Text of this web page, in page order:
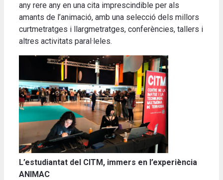
any rere any en una cita imprescindible per als
amants de l’animació, amb una selecció dels millors
curtmetratges i llargmetratges, conferències, tallers i
altres activitats paral·leles.
L’estudiantat del CITM, immers en l’experiència
ANIMAC